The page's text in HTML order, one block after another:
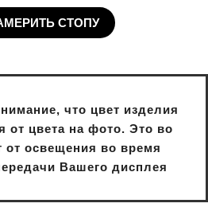
СТОПУ
что цвет изделия
от цвета на фото. Это во
от освещения во время
Вашего дисплея